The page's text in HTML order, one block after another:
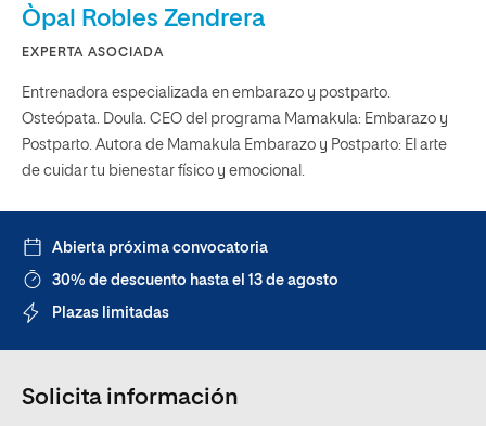
Òpal Robles Zendrera
EXPERTA ASOCIADA
Entrenadora especializada en embarazo y postparto.
Osteópata. Doula. CEO del programa Mamakula: Embarazo y
Postparto. Autora de Mamakula Embarazo y Postparto: El arte
de cuidar tu bienestar físico y emocional.
Abierta próxima convocatoria
30% de descuento hasta el 13 de agosto
Plazas limitadas
Solicita información